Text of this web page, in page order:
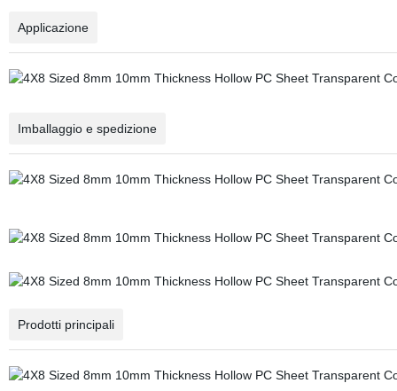
Applicazione
Imballaggio e spedizione
Prodotti principali